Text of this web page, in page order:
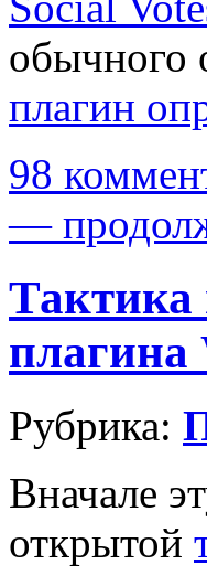
обычного
плагин
98
—
Тактика
плагина
Рубрика:
Вначале
открытой